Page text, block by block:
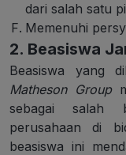
dari salah satu
Memenuhi
2. Beasiswa
Beasiswa yang
Matheson Group
sebagai salah
perusahaan di
beasiswa ini